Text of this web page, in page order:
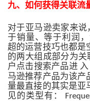
九、 如何获得关联流
对于亚马逊卖家来
于销量、等于利润
超的运营技巧也都是
的两大组成部分为
户点击搜索产品进 入
马逊推荐产品为该产
量最直接的其实是亚
见的类型有：